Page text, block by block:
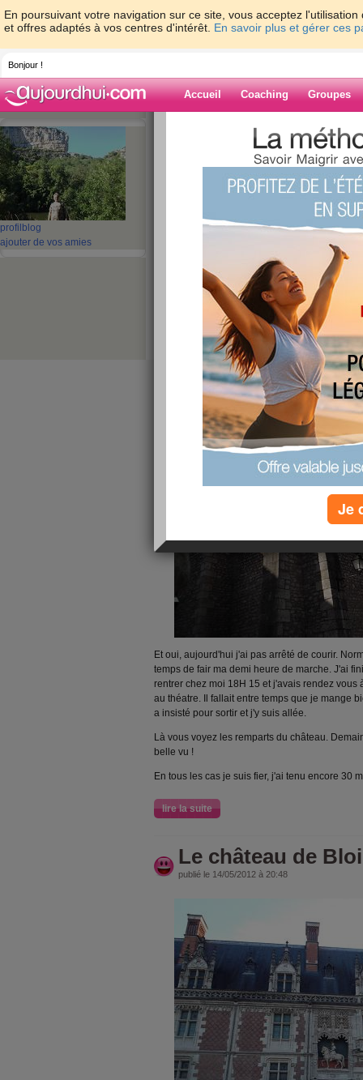
En poursuivant votre navigation sur ce site, vous acceptez
et offres adaptés à vos centres d'intérêt. En savoir plus et gérer ces
Bonjour !
Accueil Coaching Groupes
profil blog
ajouter de vos amies
>
Blog de gwenB
‹ Préc. 1 2 3 4 5
J'avais pas le
quand même
publié le 15/05/2012 à 23:45
Et oui, aujourd'hui j'ai pas arrêté de courir.
temps de fair ma demi heure de marche. J'ai
rentrer chez moi 18H 15 et j'avais rendez
au théatre. Il fallait entre temps que je mange
a insisté pour sortir et j'y suis allée.
Là vous voyez les remparts du château.
belle vu !
En tous les cas je suis fier, j'ai tenu encore 30
lire la suite
Le château de
publié le 14/05/2012 à 20:48
Je